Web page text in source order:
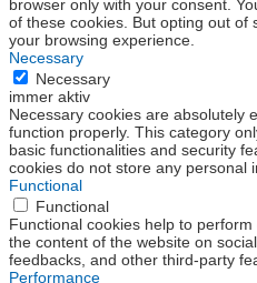
browser only with your consent.
of these cookies. But opting out of
your browsing experience.
Necessary
Necessary
immer aktiv
Necessary cookies are absolutely
function properly. This category
basic functionalities and security
cookies do not store any personal
Functional
Functional
Functional cookies help to
the content of the website on
feedbacks, and other third-party
Performance